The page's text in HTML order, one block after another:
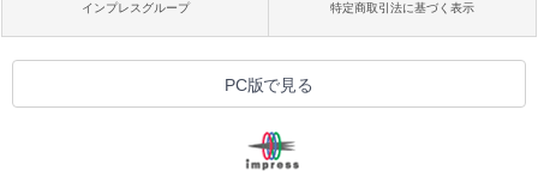
インプレスグループ 特定商取引法に基づく表示
PC版で見る